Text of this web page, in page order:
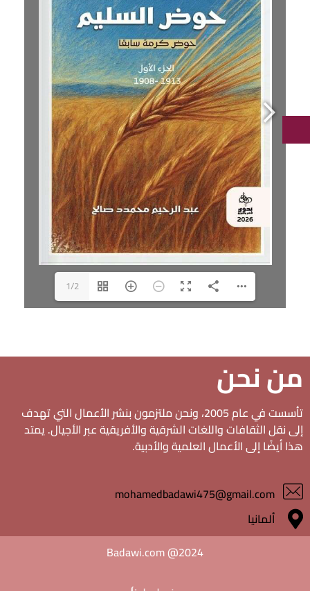
1/2
من نحن
تأسست في عام 2005، ونحن ملتزمون بنشر الأعمال التي تهدف
إلى نقل الثقافات واللغات الشرقية والأفريقية عبر الأجيال. يمتد
هذا أيضًا إلى الأعمال العلمية والأدبية.
mohamedbadawi475@gmail.com
ألمانيا
Badawi.com @2024